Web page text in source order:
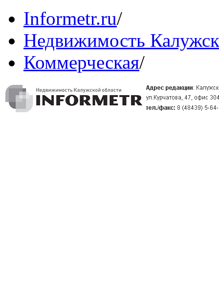
Informetr.ru/
Недвижимость
Коммерческая/